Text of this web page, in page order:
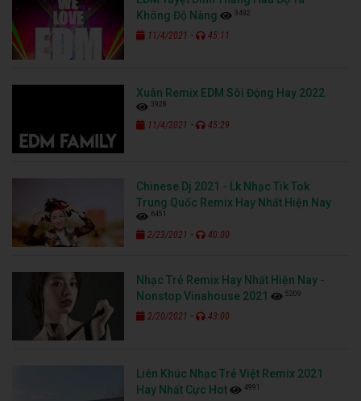
Không Độ Nàng
3492
11/4/2021 - 45:11
Xuân Remix EDM Sôi Động Hay 2022
3928
11/4/2021 - 45:29
Chinese Dj 2021 - Lk Nhạc Tik Tok
Trung Quốc Remix Hay Nhất Hiện Nay
6451
2/23/2021 - 40:00
Nhạc Trẻ Remix Hay Nhất Hiện Nay -
Nonstop Vinahouse 2021
5209
2/20/2021 - 43:00
Liên Khúc Nhạc Trẻ Việt Remix 2021
Hay Nhất Cực Hot
4991